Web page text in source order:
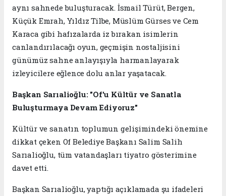
aynı sahnede buluşturacak. İsmail Türüt, Bergen,
Küçük Emrah, Yıldız Tilbe, Müslüm Gürses ve Cem
Karaca gibi hafızalarda iz bırakan isimlerin
canlandırılacağı oyun, geçmişin nostaljisini
günümüz sahne anlayışıyla harmanlayarak
izleyicilere eğlence dolu anlar yaşatacak.
Başkan Sarıalioğlu: "Of'u Kültür ve Sanatla
Buluşturmaya Devam Ediyoruz"
Kültür ve sanatın toplumun gelişimindeki önemine
dikkat çeken Of Belediye Başkanı Salim Salih
Sarıalioğlu, tüm vatandaşları tiyatro gösterimine
davet etti.
Başkan Sarıalioğlu, yaptığı açıklamada şu ifadeleri